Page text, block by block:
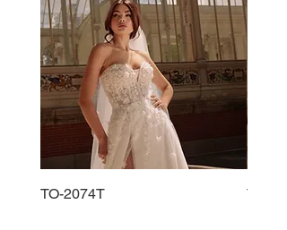
TO-2074T TO-